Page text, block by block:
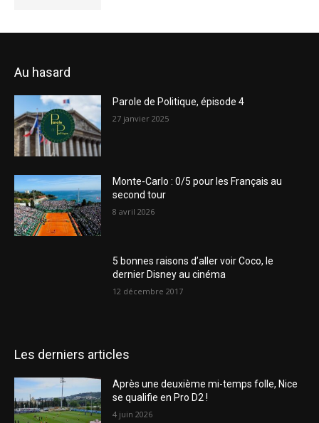
Au hasard
Parole de Politique, épisode 4
27 janvier 2025
Monte-Carlo : 0/5 pour les Français au
second tour
8 avril 2026
5 bonnes raisons d’aller voir Coco, le
dernier Disney au cinéma
12 décembre 2017
Les derniers articles
Après une deuxième mi-temps folle, Nice
se qualifie en Pro D2 !
4 juin 2026